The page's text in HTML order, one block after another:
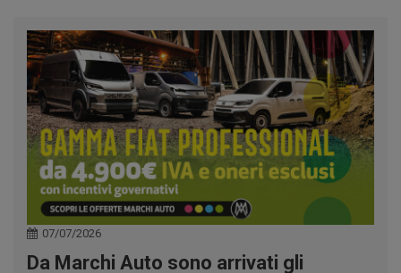
07/07/2026
Da Marchi Auto sono arrivati gli